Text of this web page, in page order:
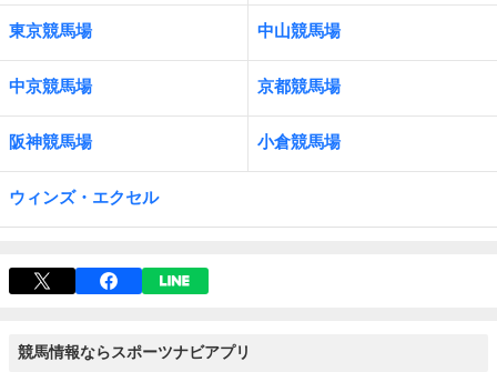
東京競馬場 中山競馬場
中京競馬場 京都競馬場
阪神競馬場 小倉競馬場
ウィンズ・エクセル
競馬情報ならスポーツナビアプリ